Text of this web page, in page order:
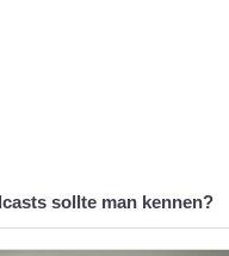
sollte man kennen?